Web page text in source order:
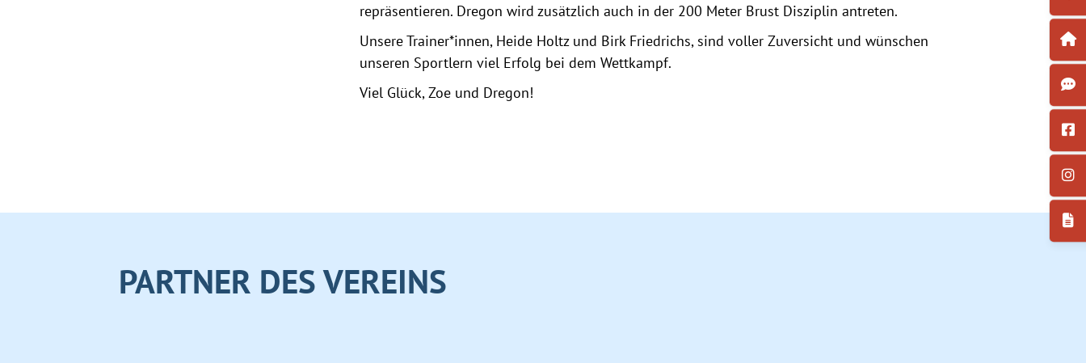
repräsentieren. Dregon wird zusätzlich auch in der 200 Meter Brust Disziplin antreten.
Unsere Trainer*innen, Heide Holtz und Birk Friedrichs, sind voller Zuversicht und wünschen
unseren Sportlern viel Erfolg bei dem Wettkampf.
Viel Glück, Zoe und Dregon!
PARTNER DES VEREINS